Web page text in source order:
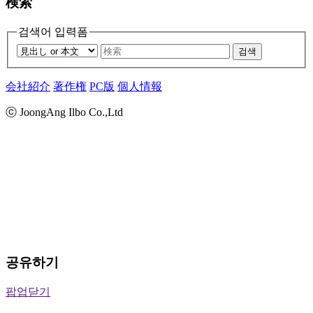
검색어 입력폼
검색
会社紹介 著作権 PC版 個人情報
ⓒ JoongAng Ilbo Co.,Ltd
공유하기
팝업닫기